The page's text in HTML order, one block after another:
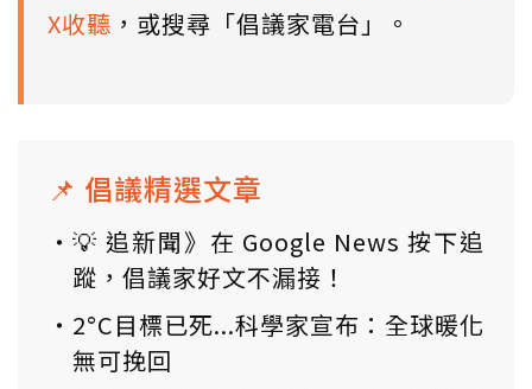
X收聽 ，或搜尋「倡議家電台」。
📌 倡議精選文章
💡 追新聞》在 Google News 按下追
蹤，倡議家好文不漏接！
2°C目標已死...科學家宣布：全球暖化
無可挽回